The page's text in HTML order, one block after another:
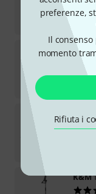
preferenze,
Il
momento
Rifiuta iK&M
K&M